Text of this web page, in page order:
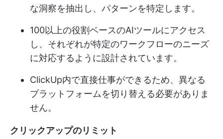
な洞察を抽出し、パターンを特定します。
100以上の役割ベースのAIツールにアクセス
し、それぞれが特定のワークフローのニーズ
に対応するように設計されています。
ClickUp内で直接仕事ができるため、異なる
プラットフォームを切り替える必要がありま
せん。
クリックアップのリミット